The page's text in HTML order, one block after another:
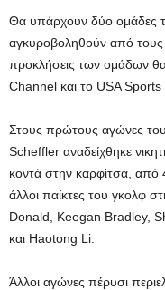
Θα υπάρχουν δύο ομάδες
αγκυροβοληθούν από τους
προκλήσεις των ομάδων
Channel και το USA
Στους πρώτους αγώνες
Scheffler αναδείχθηκε
κοντά στην καρφίτσα, από
άλλοι παίκτες του γκολφ
Donald, Keegan Bradley,
και Haotong Li.
Άλλοι αγώνες πέρυσι